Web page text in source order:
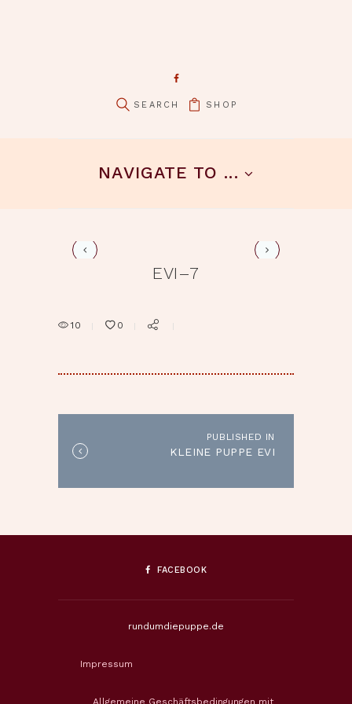
SHOP
NAVIGATE TO ...
evi-8
EVI–7
10 0
PUBLISHED IN
post:
KLEINE PUPPE EVI
FACEBOOK
rundumdiepuppe.de
Impressum
Allgemeine Geschäftsbedingungen mit